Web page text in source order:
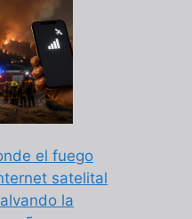
el fuego
satelital
la